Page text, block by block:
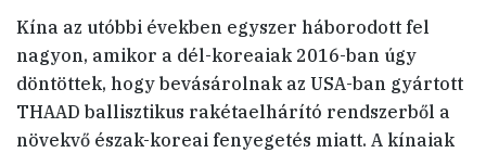
Kína az utóbbi években egyszer háborodott fel
nagyon, amikor a dél-koreaiak 2016-ban úgy
döntöttek, hogy bevásárolnak az USA-ban gyártott
THAAD ballisztikus rakétaelhárító rendszerből a
növekvő észak-koreai fenyegetés miatt. A kínaiak